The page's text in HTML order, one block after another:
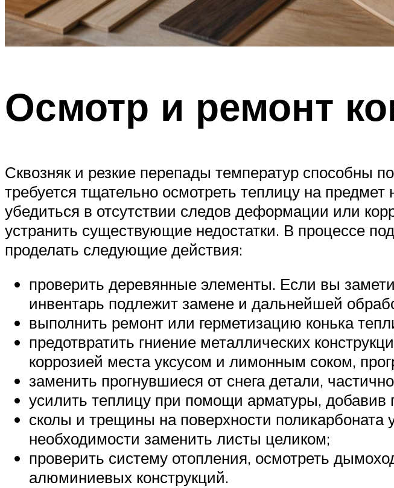
Осмотр и ремонт
Сквозняк и резкие перепады температур способны
требуется тщательно осмотреть теплицу на
убедиться в отсутствии следов деформации или
устранить существующие недостатки. В процессе
проделать следующие действия:
проверить деревянные элементы. Если вы
инвентарь подлежит замене и дальнейшей
выполнить ремонт или герметизацию конька
предотвратить гниение металлических
коррозией места уксусом и лимонным соком,
заменить прогнувшиеся от снега детали,
усилить теплицу при помощи арматуры, добавив
сколы и трещины на поверхности
необходимости заменить листы целиком;
проверить систему отопления, осмотреть
алюминиевых конструкций.